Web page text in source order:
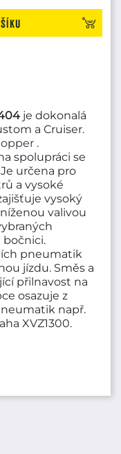
je dokonalá
a Cruiser.
.
spolupráci se
určena pro
a vysoké
vysoký
valivou
bočnici.
pneumatik
jízdu. Směs a
přilnavost na
osazuje z
např.
XVZ1300.